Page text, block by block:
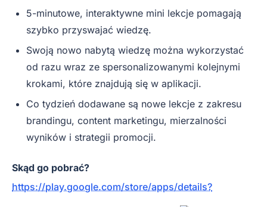
5-minutowe, interaktywne mini lekcje pomagają
szybko przyswajać wiedzę.
Swoją nowo nabytą wiedzę można wykorzystać
od razu wraz ze spersonalizowanymi kolejnymi
krokami, które znajdują się w aplikacji.
Co tydzień dodawane są nowe lekcje z zakresu
brandingu, content marketingu, mierzalności
wyników i strategii promocji.
Skąd go pobrać?
https://play.google.com/store/apps/details?